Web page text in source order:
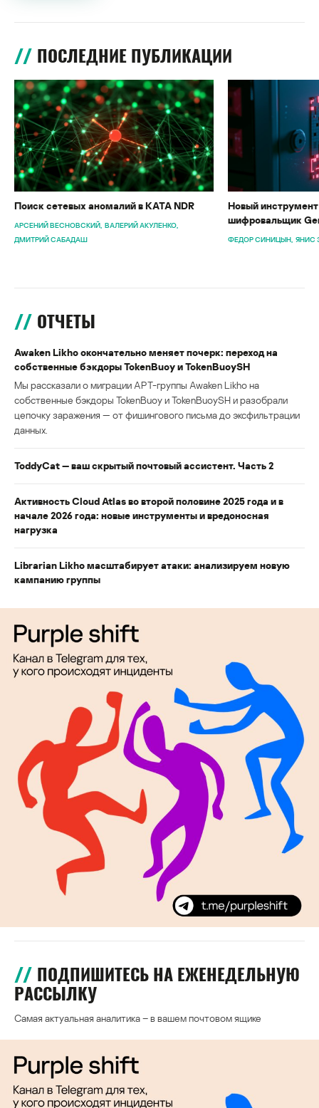
ПОСЛЕДНИЕ ПУБЛИКАЦИИ
Поиск сетевых аномалий в KATA NDR
АРСЕНИЙ ВЕСНОВСКИЙ ВАЛЕРИЙ АКУЛЕНКО
ДМИТРИЙ САБАДАШ
Новый
шифровальщик
ФЕДОР СИНИЦЫН ЯНИС
ОТЧЕТЫ
Awaken Likho окончательно меняет почерк: переход на
собственные бэкдоры TokenBuoy и TokenBuoySH
Мы рассказали о миграции APT-группы Awaken Likho на
собственные бэкдоры TokenBuoy и TokenBuoySH и разобрали
цепочку заражения — от фишингового письма до эксфильтрации
данных.
ToddyCat — ваш скрытый почтовый ассистент. Часть 2
Активность Cloud Atlas во второй половине 2025 года и в
начале 2026 года: новые инструменты и вредоносная
нагрузка
Librarian Likho масштабирует атаки: анализируем новую
кампанию группы
ПОДПИШИТЕСЬ НА ЕЖЕНЕДЕЛЬНУЮ
РАССЫЛКУ
Самая актуальная аналитика – в вашем почтовом ящике